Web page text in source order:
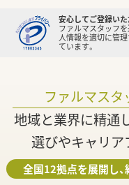
安心してご登録い
ファルマスタッフを
人情報を適切に管
ています。
ファルマス
地域と業界に精通
選びやキャリア
全国12拠点を展開し